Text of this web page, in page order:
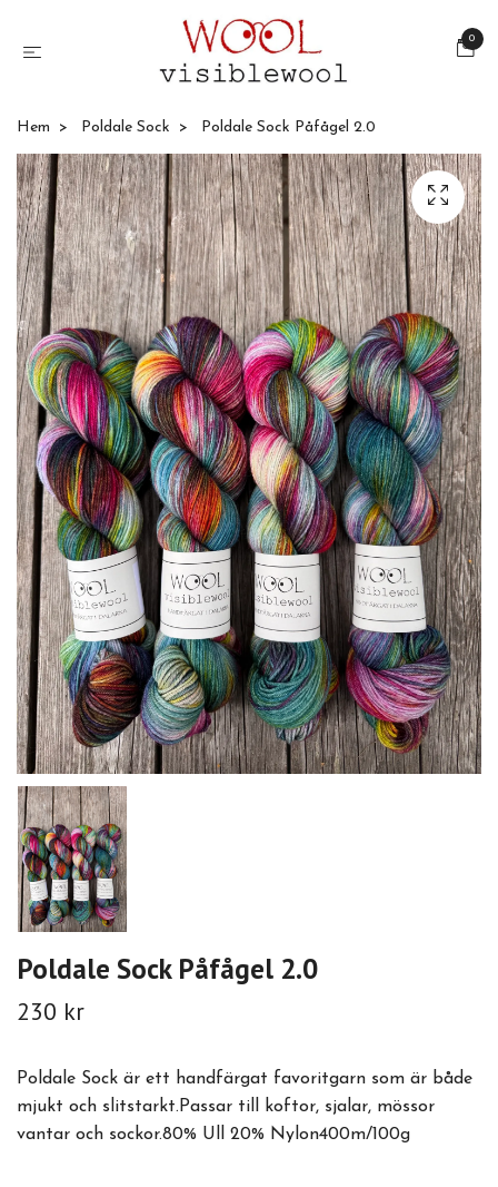
0
Hem Poldale Sock Poldale Sock Påfågel 2.0
Poldale Sock Påfågel 2.0
230 kr
Poldale Sock är ett handfärgat favoritgarn som är både
mjukt och slitstarkt.Passar till koftor, sjalar, mössor
vantar och sockor.80% Ull 20% Nylon400m/100g